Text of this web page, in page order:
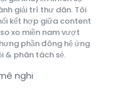
giải trí thư dãn. Tôi
kết hợp giữa content
xo miền nam vượt
phần đông hệ ứng
& phân tách sẻ.
nghi